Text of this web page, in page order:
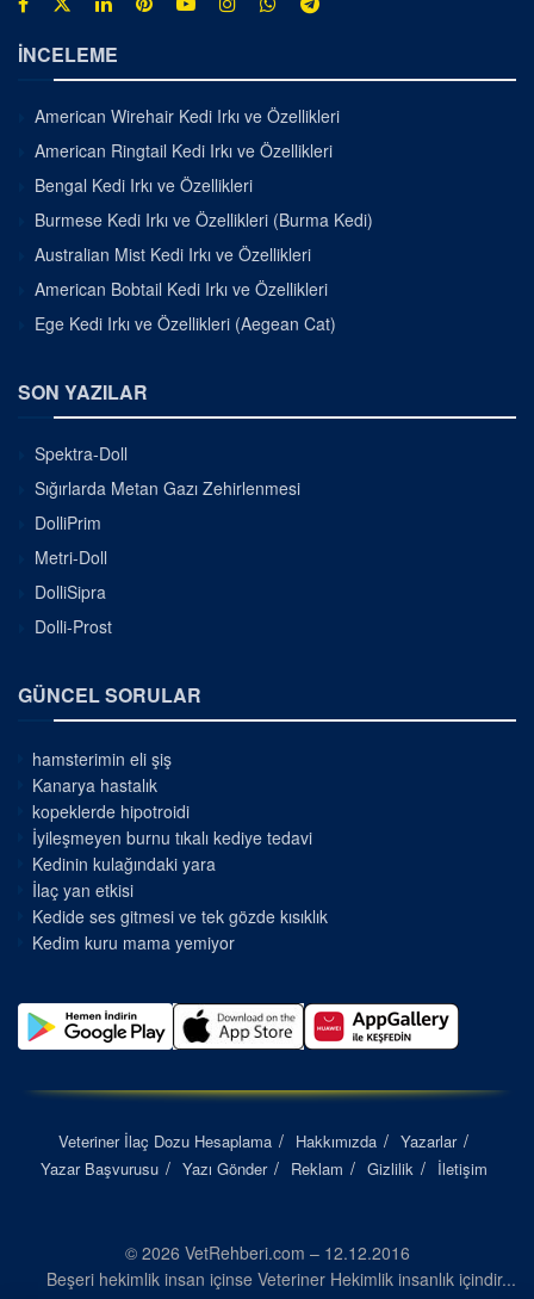
İNCELEME
American Wirehair Kedi Irkı ve Özellikleri
American Ringtail Kedi Irkı ve Özellikleri
Bengal Kedi Irkı ve Özellikleri
Burmese Kedi Irkı ve Özellikleri (Burma Kedi)
Australian Mist Kedi Irkı ve Özellikleri
American Bobtail Kedi Irkı ve Özellikleri
Ege Kedi Irkı ve Özellikleri (Aegean Cat)
SON YAZILAR
Spektra-Doll
Sığırlarda Metan Gazı Zehirlenmesi
DolliPrim
Metri-Doll
DolliSipra
Dolli-Prost
GÜNCEL SORULAR
hamsterimin eli şiş
Kanarya hastalık
kopeklerde hipotroidi
İyileşmeyen burnu tıkalı kediye tedavi
Kedinin kulağındaki yara
İlaç yan etkisi
Kedide ses gitmesi ve tek gözde kısıklık
Kedim kuru mama yemiyor
Veteriner İlaç Dozu Hesaplama Hakkımızda
Yazarlar
Yazar Başvurusu
Yazı Gönder Reklam Gizlilik İletişim
© 2026 VetRehberi.com – 12.12.2016
Beşeri hekimlik insan içinse Veteriner Hekimlik insanlık içindir...